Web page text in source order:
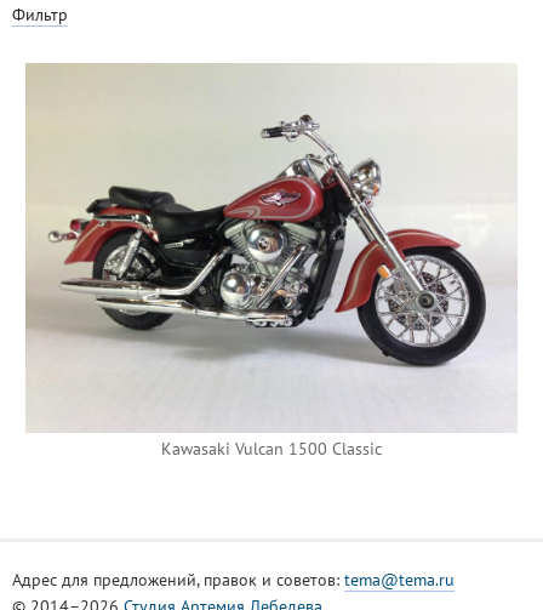
Kawasaki Vulcan 1500 Classic
Фильтр
Адрес для предложений, правок и советов: tema@tema.ru